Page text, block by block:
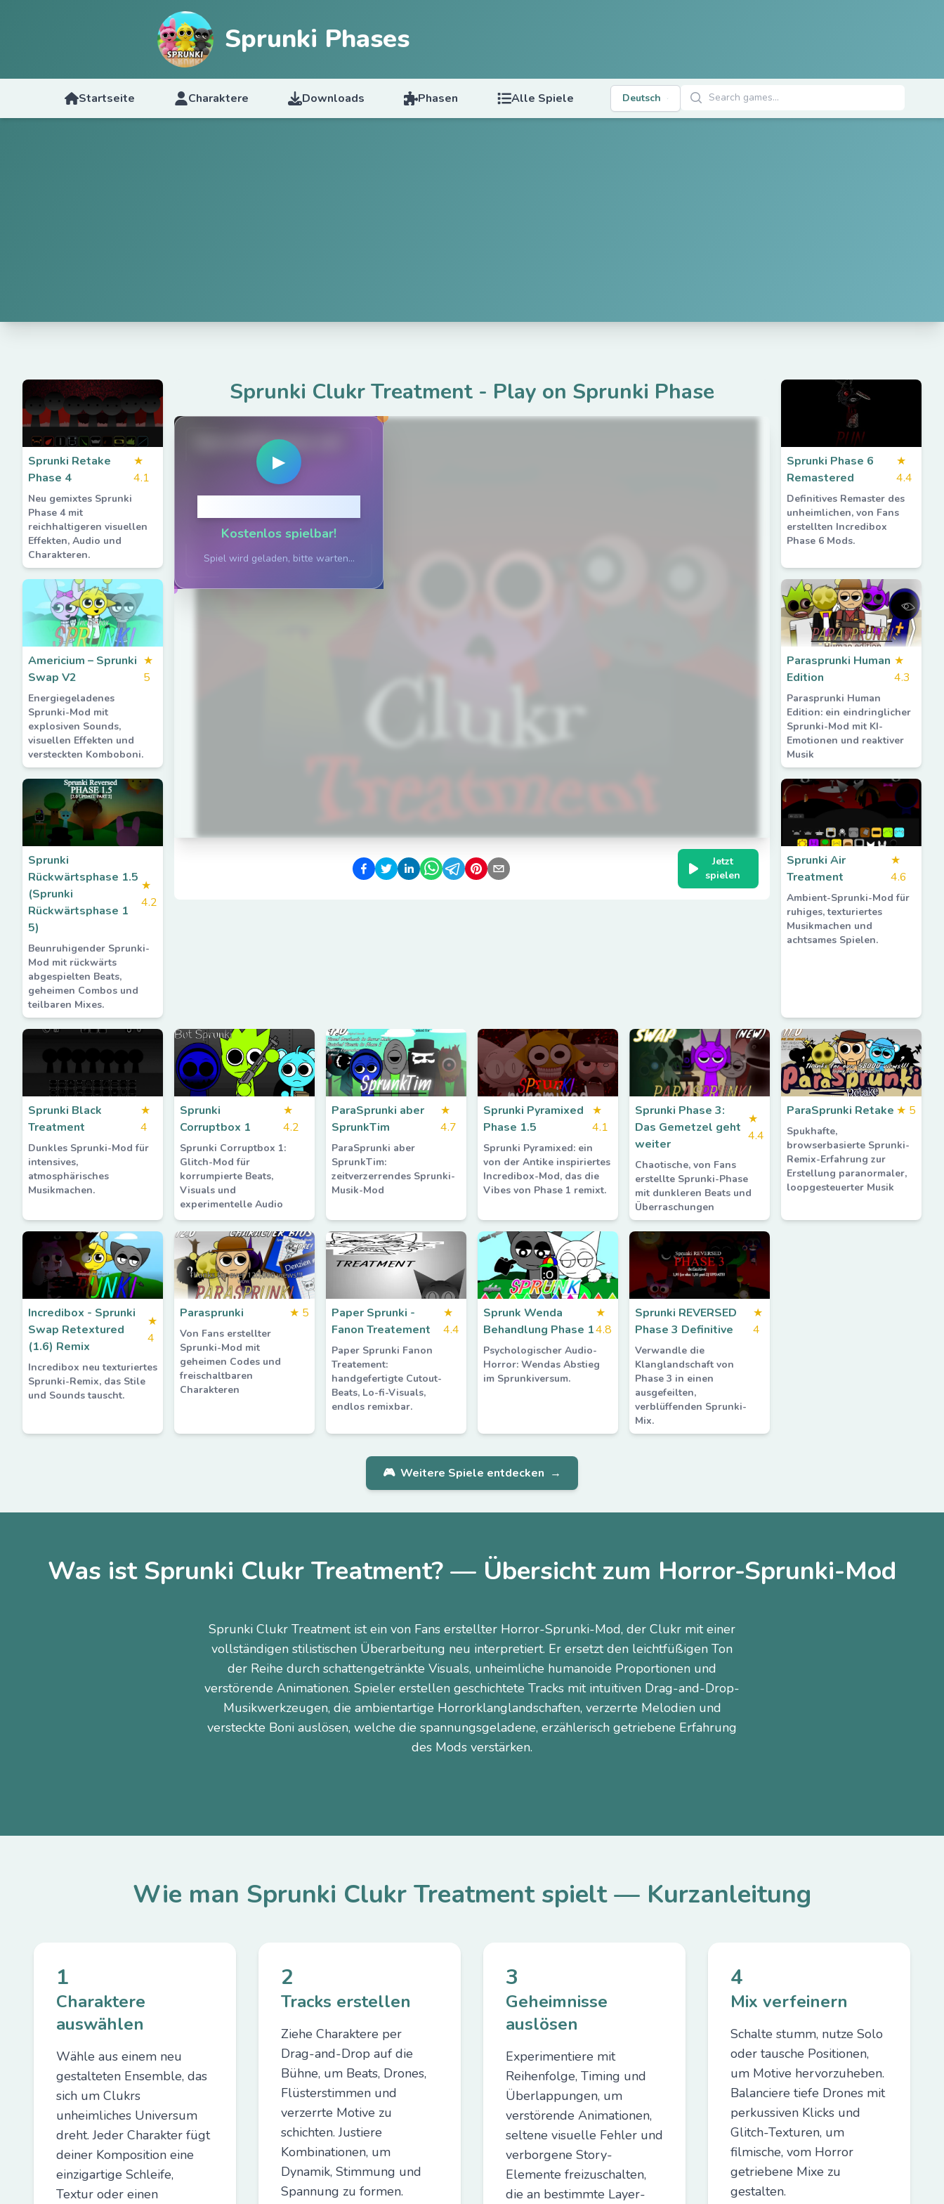
Sprunki Phases
Startseite Charaktere Downloads Phasen Alle Spiele Deutsch Spiele suchen
Sprunki Retake
Phase 4
★
4.1
Neu gemixtes Sprunki
Phase 4 mit
reichhaltigeren visuellen
Effekten, Audio und
Charakteren.
Sprunki Clukr Treatment - Play on Sprunki Phase
SprunkiPhases.net
▶
Kostenlos spielbar!
Spiel wird geladen, bitte warten...
Jetzt
spielen
Sprunki Phase 6
Remastered
★
4.4
Definitives Remaster des
unheimlichen, von Fans
erstellten Incredibox
Phase 6 Mods.
Americium – Sprunki
Swap V2
★
5
Energiegeladenes
Sprunki-Mod mit
explosiven Sounds,
visuellen Effekten und
versteckten Komboboni.
Parasprunki Human
Edition
★
4.3
Parasprunki Human
Edition: ein eindringlicher
Sprunki-Mod mit KI-
Emotionen und reaktiver
Musik
Sprunki
Rückwärtsphase 1.5
(Sprunki
Rückwärtsphase 1
5)
★
4.2
Beunruhigender Sprunki-
Mod mit rückwärts
abgespielten Beats,
geheimen Combos und
teilbaren Mixes.
Sprunki Air
Treatment
★
4.6
Ambient-Sprunki-Mod für
ruhiges, texturiertes
Musikmachen und
achtsames Spielen.
Sprunki Black
Treatment
★
4
Dunkles Sprunki-Mod für
intensives,
atmosphärisches
Musikmachen.
Sprunki
Corruptbox 1
★
4.2
Sprunki Corruptbox 1:
Glitch-Mod für
korrumpierte Beats,
Visuals und
experimentelle Audio
ParaSprunki aber
SprunkTim
★
4.7
ParaSprunki aber
SprunkTim:
zeitverzerrendes Sprunki-
Musik-Mod
Sprunki Pyramixed
Phase 1.5
★
4.1
Sprunki Pyramixed: ein
von der Antike inspiriertes
Incredibox-Mod, das die
Vibes von Phase 1 remixt.
Sprunki Phase 3:
Das Gemetzel geht
weiter
★
4.4
Chaotische, von Fans
erstellte Sprunki-Phase
mit dunkleren Beats und
Überraschungen
ParaSprunki Retake ★ 5
Spukhafte,
browserbasierte Sprunki-
Remix-Erfahrung zur
Erstellung paranormaler,
loopgesteuerter Musik
Incredibox - Sprunki
Swap Retextured
(1.6) Remix
★
4
Incredibox neu texturiertes
Sprunki-Remix, das Stile
und Sounds tauscht.
Parasprunki ★ 5
Von Fans erstellter
Sprunki-Mod mit
geheimen Codes und
freischaltbaren
Charakteren
Paper Sprunki -
Fanon Treatement
★
4.4
Paper Sprunki Fanon
Treatement:
handgefertigte Cutout-
Beats, Lo-fi-Visuals,
endlos remixbar.
Sprunk Wenda
Behandlung Phase 1
★
4.8
Psychologischer Audio-
Horror: Wendas Abstieg
im Sprunkiversum.
Sprunki REVERSED
Phase 3 Definitive
★
4
Verwandle die
Klanglandschaft von
Phase 3 in einen
ausgefeilten,
verblüffenden Sprunki-
Mix.
🎮 Weitere Spiele entdecken →
Was ist Sprunki Clukr Treatment? — Übersicht zum Horror-Sprunki-Mod
Sprunki Clukr Treatment ist ein von Fans erstellter Horror-Sprunki-Mod, der Clukr mit einer
vollständigen stilistischen Überarbeitung neu interpretiert. Er ersetzt den leichtfüßigen Ton
der Reihe durch schattengetränkte Visuals, unheimliche humanoide Proportionen und
verstörende Animationen. Spieler erstellen geschichtete Tracks mit intuitiven Drag-and-Drop-
Musikwerkzeugen, die ambientartige Horrorklanglandschaften, verzerrte Melodien und
versteckte Boni auslösen, welche die spannungsgeladene, erzählerisch getriebene Erfahrung
des Mods verstärken.
Wie man Sprunki Clukr Treatment spielt — Kurzanleitung
1
Charaktere
auswählen
Wähle aus einem neu
gestalteten Ensemble, das
sich um Clukrs
unheimliches Universum
dreht. Jeder Charakter fügt
deiner Komposition eine
einzigartige Schleife,
Textur oder einen
2
Tracks erstellen
Ziehe Charaktere per
Drag-and-Drop auf die
Bühne, um Beats, Drones,
Flüsterstimmen und
verzerrte Motive zu
schichten. Justiere
Kombinationen, um
Dynamik, Stimmung und
Spannung zu formen.
3
Geheimnisse
auslösen
Experimentiere mit
Reihenfolge, Timing und
Überlappungen, um
verstörende Animationen,
seltene visuelle Fehler und
verborgene Story-
Elemente freizuschalten,
die an bestimmte Layer-
4
Mix verfeinern
Schalte stumm, nutze Solo
oder tausche Positionen,
um Motive hervorzuheben.
Balanciere tiefe Drones mit
perkussiven Klicks und
Glitch-Texturen, um
filmische, vom Horror
getriebene Mixe zu
gestalten.